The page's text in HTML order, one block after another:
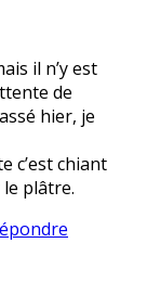
il n’y est
de
hier, je
c’est chiant
le plâtre.